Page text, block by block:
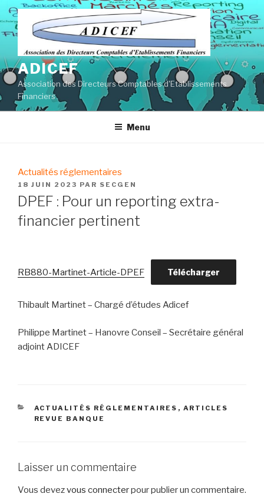
Aller
au
contenu
principal
ADICEF
Association des Directeurs Comptables d'Etablissements
Financiers
Menu
Actualités réglementaires
PUBLIÉ
LE
18 JUIN 2023 PAR SECGEN
DPEF : Pour un reporting extra-
financier pertinent
RB880-Martinet-Article-DPEF Télécharger
Thibault Martinet – Chargé d’études Adicef
Philippe Martinet – Hanovre Conseil – Secrétaire général
adjoint ADICEF
CATÉGORIES
ACTUALITÉS RÉGLEMENTAIRES , ARTICLES
REVUE BANQUE
Laisser un commentaire
Vous devezvous connecterpour publier un commentaire.